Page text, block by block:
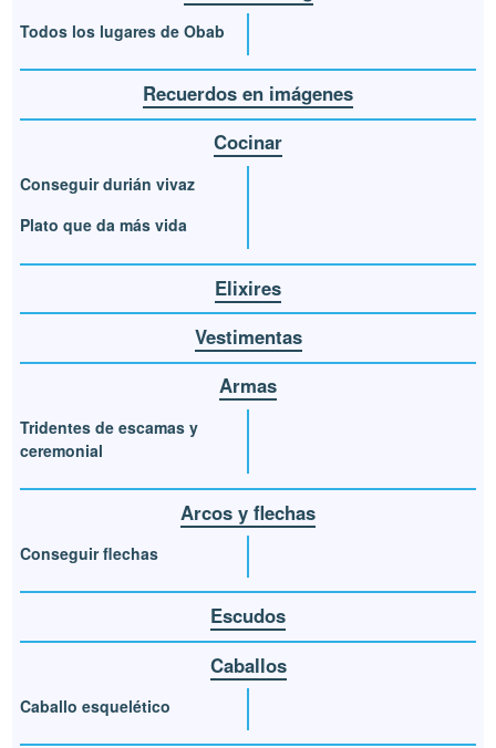
Todos los lugares de Obab
Recuerdos en imágenes
Cocinar
Conseguir durián vivaz
Plato que da más vida
Elixires
Vestimentas
Armas
Tridentes de escamas y
ceremonial
Arcos y flechas
Conseguir flechas
Escudos
Caballos
Caballo esquelético